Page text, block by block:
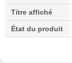
Titre affiché
État du produit